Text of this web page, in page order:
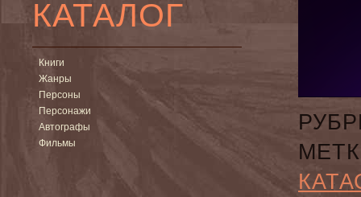
КАТАЛОГ
Книги
Жанры
Персоны
Персонажи
Автографы
Фильмы